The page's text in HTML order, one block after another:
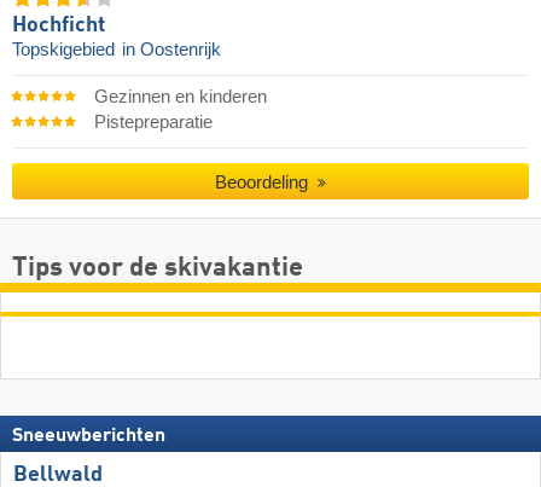
Hochficht
Topskigebied in Oostenrijk
Gezinnen en kinderen
Pistepreparatie
Beoordeling
Tips voor de skivakantie
Sneeuwberichten
Bellwald